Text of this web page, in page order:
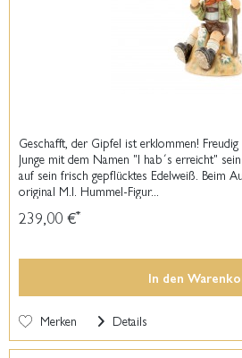
Geschafft, der Gipfel ist erklommen!
Junge mit dem Namen "I hab´s erreicht"
auf sein frisch gepflücktes Edelweiß. Beim
original M.I. Hummel-Figur...
239,00 €*
In den
Merken Details